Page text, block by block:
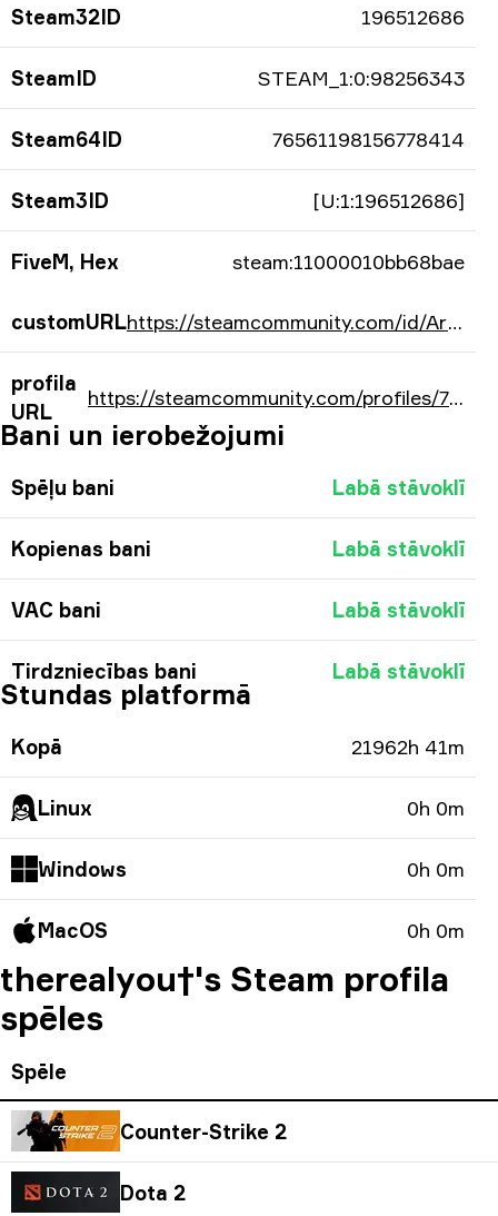
Steam32ID 196512686
SteamID STEAM_1:0:98256343
Steam64ID 76561198156778414
Steam3ID [U:1:196512686]
FiveM, Hex steam:11000010bb68bae
customURL https://steamcommunity.com/id/ArtFr0st21/
profila
URL
https://steamcommunity.com/profiles/76561198156778414/
Bani un ierobežojumi
Spēļu bani Labā stāvoklī
Kopienas bani Labā stāvoklī
VAC bani Labā stāvoklī
Tirdzniecības bani Labā stāvoklī
Stundas platformā
Kopā 21962h 41m
Linux 0h 0m
Windows 0h 0m
MacOS 0h 0m
therealyou†'s Steam profila
spēles
Spēle
Counter-Strike 2
Dota 2